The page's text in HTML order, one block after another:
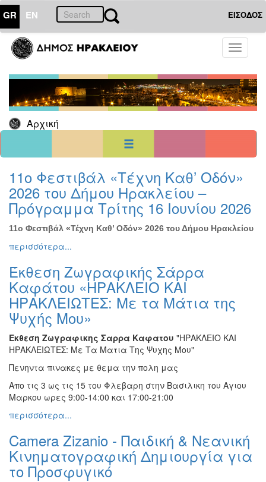
GR EN ΕΙΣΟΔΟΣ
Toggle
Αρχική
05Φεβρουάριος
2020
Τρι Τετ Πεμ Παρ Σαβ
1
2
9
10 11 12 13 14
15
22
ΗΜΕΡΟΛΟΓΙΟ
ΕΚΔΗΛΩΣΕΩΝ
Χριστούγεννα
-
Πρωτοχρονιά
Ζωγραφική
Φωτογραφία
Τραγούδι
Μουσική
Κινηματογράφος
Χορός
Θέατρο
Παζάρι
Ειδών
Ημερίδες
Διημερίδες
11ο Φεστιβάλ «Τέχνη Καθ’ Οδόν»
2026 του Δήμου Ηρακλείου –
Πρόγραμμα Τρίτης 16 Ιουνίου 2026
11ο Φεστιβάλ «Τέχνη Καθ’ Οδόν» 2026 του Δήμου Ηρακλείου
περισσότερα...
Έκθεση Ζωγραφικής Σάρρα
Καφάτου «ΗΡΑΚΛΕΙΟ ΚΑΙ
ΗΡΑΚΛEΙΩΤΕΣ: Με τα Μάτια της
Ψυχής Μου»
Εκθεση Ζωγραφικης Σαρρα Καφατου "ΗΡΑΚΛΕΙΟ ΚΑΙ
ΗΡΑΚΛEΙΩΤΕΣ: Με Τα Ματια Της Ψυχης Μου"
Πενηντα πινακες με θεμα την πολη μας
Απο τις 3 ως τις 15 του Φλεβαρη στην Βασιλικη του Αγιου
Μαρκου ωρες 9:00-14:00 και 17:00-21:00
περισσότερα...
Camera Zizanio - Παιδική & Νεανική
Κινηματογραφική Δημιουργία για
το Προσφυγικό